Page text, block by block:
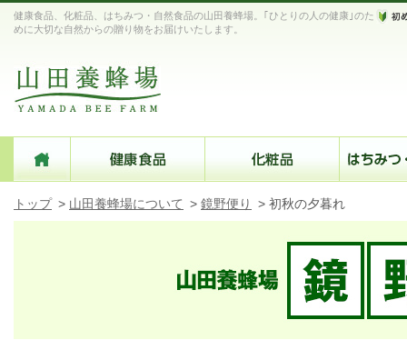
健康食品、化粧品、はちみつ・自然食品の山田養蜂場。｢ひとりの人の健康｣のた
めに大切な自然からの贈り物をお届けいたします。
トップ > 山田養蜂場について > 鏡野便り > 初秋の夕暮れ